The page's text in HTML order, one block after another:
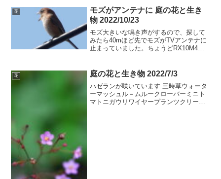
モリの手足には吸盤はなく非常に細かい
毛がそれぞれの足荷役5...
花
モズがアンテナに 庭の花と生き
物 2022/10/23
モズ大きいな鳴き声がするので、探して
みたら40mほど先でモズがTVアンテナに
止まっていました。ちょうどRX10M4で
た。下の写真は2400mmのデジタルズー
ムで撮ったもの...
花 庭の花と生き物 2022/7/3
ハゼランが咲いています 三時草ウォータ
ーマッシュル－ムルークローバーミニト
マトニガウリワイヤープランツクリーピ